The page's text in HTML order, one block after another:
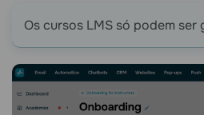
Os cursos LMS só podem ser